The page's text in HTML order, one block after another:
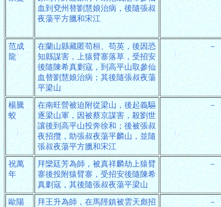
血到兗州替劉慧娘治病，後隨張叔
夜蕩平方臘和宋江
范成
龍
在蘭山縣藏匿苟桓、苟英，後因恐
知縣謀害，上猿臂寨落草，受招安
後隨陳希真剿寇，到高平山取參仙
血替劉慧娘治病；其後隨張叔夜蕩
平梁山
－
楊騰
蛟
在南旺營被迫附從梁山，後起義驅
逐梁山軍，因被蔡京謀害，殺劉世
讓後到高平山投奔徐和；後被張叔
夜招攬，助張叔夜蕩平麟山，並隨
張叔夜蕩平方臘和宋江
－
祝萬
年
拜欒廷芳為師，被真祥麟劫上猿臂
寨後投附猿臂寨，受招安後隨陳希
真剿寇，其後隨張叔夜蕩平梁山
－
歐陽
拜王升為師，在馬陘鎮被雲天彪招
－